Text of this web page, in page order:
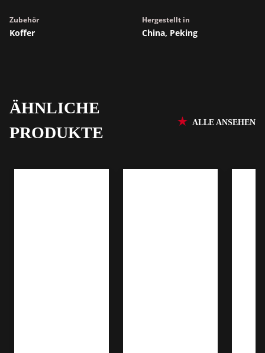
Zubehör
Koffer
Hergestellt in
China, Peking
ÄHNLICHE
PRODUKTE
ALLE ANSEHEN